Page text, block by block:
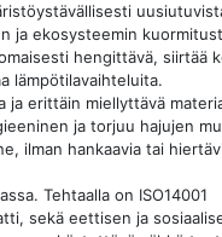
ja ekosysteemin
hengittävä, siirtää
lämpötilavaihteluita.
ja erittäin miellyttävä
ja torjuu hajujen
ilman hankaavia tai
Tehtaalla on ISO14001
sekä eettisen ja